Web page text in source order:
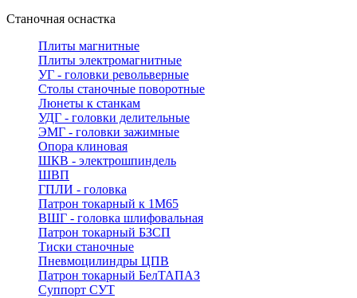
Станочная оснастка
Плиты магнитные
Плиты электромагнитные
УГ - головки револьверные
Столы станочные поворотные
Люнеты к станкам
УДГ - головки делительные
ЭМГ - головки зажимные
Опора клиновая
ШКВ - электрошпиндель
ШВП
ГПЛИ - головка
Патрон токарный к 1М65
ВШГ - головка шлифовальная
Патрон токарный БЗСП
Тиски станочные
Пневмоцилиндры ЦПВ
Патрон токарный БелТАПАЗ
Суппорт СУТ